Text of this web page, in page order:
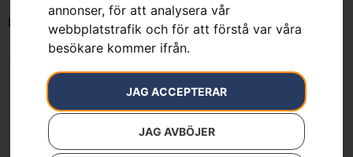
annonser, för att analysera vår
webbplatstrafik och för att förstå var våra
besökare kommer ifrån.
JAG ACCEPTERAR
JAG AVBÖJER
Endast ett sökresultat